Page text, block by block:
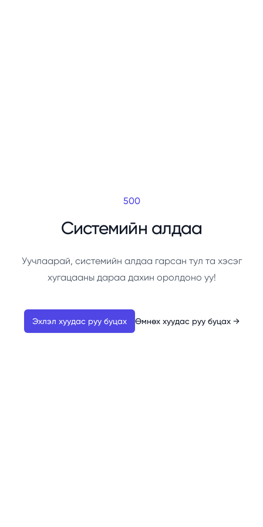
500
Системийн алдаа
Уучлаарай, системийн алдаа гарсан тул та хэсэг
хугацааны дараа дахин оролдоно уу!
Эхлэл хуудас руу буцах Өмнөх хуудас руу буцах →